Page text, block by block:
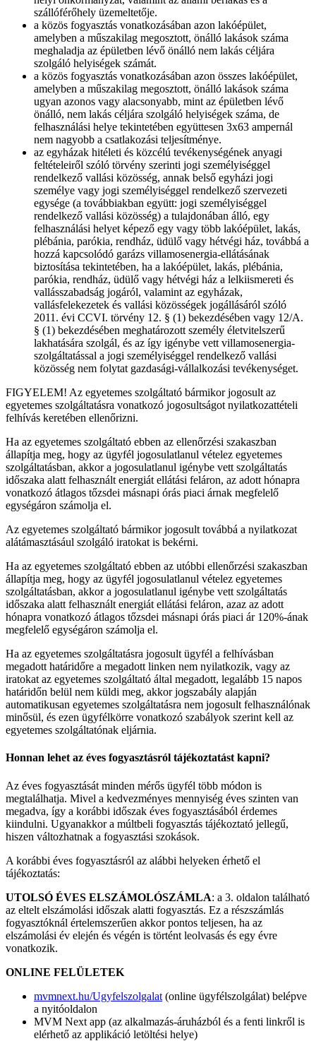
szállóférőhely üzemeltetője.
a közös fogyasztás vonatkozásában azon lakóépület,
amelyben a műszakilag megosztott, önálló lakások száma
meghaladja az épületben lévő önálló nem lakás céljára
szolgáló helyiségek számát.
a közös fogyasztás vonatkozásában azon összes lakóépület,
amelyben a műszakilag megosztott, önálló lakások száma
ugyan azonos vagy alacsonyabb, mint az épületben lévő
önálló, nem lakás céljára szolgáló helyiségek száma, de
felhasználási helye tekintetében együttesen 3x63 ampernál
nem nagyobb a csatlakozási teljesítménye.
az egyházak hitéleti és közcélú tevékenységének anyagi
feltételeiről szóló törvény szerinti jogi személyiséggel
rendelkező vallási közösség, annak belső egyházi jogi
személye vagy jogi személyiséggel rendelkező szervezeti
egysége (a továbbiakban együtt: jogi személyiséggel
rendelkező vallási közösség) a tulajdonában álló, egy
felhasználási helyet képező egy vagy több lakóépület, lakás,
plébánia, parókia, rendház, üdülő vagy hétvégi ház, továbbá a
hozzá kapcsolódó garázs villamosenergia-ellátásának
biztosítása tekintetében, ha a lakóépület, lakás, plébánia,
parókia, rendház, üdülő vagy hétvégi ház a lelkiismereti és
vallásszabadság jogáról, valamint az egyházak,
vallásfelekezetek és vallási közösségek jogállásáról szóló
2011. évi CCVI. törvény 12. § (1) bekezdésében vagy 12/A.
§ (1) bekezdésében meghatározott személy életvitelszerű
lakhatására szolgál, és az így igénybe vett villamosenergia-
szolgáltatással a jogi személyiséggel rendelkező vallási
közösség nem folytat gazdasági-vállalkozási tevékenységet.
FIGYELEM! Az egyetemes szolgáltató bármikor jogosult az
egyetemes szolgáltatásra vonatkozó jogosultságot nyilatkozattételi
felhívás keretében ellenőrizni.
Ha az egyetemes szolgáltató ebben az ellenőrzési szakaszban
állapítja meg, hogy az ügyfél jogosulatlanul vételez egyetemes
szolgáltatásban, akkor a jogosulatlanul igénybe vett szolgáltatás
időszaka alatt felhasznált energiát ellátási feláron, az adott hónapra
vonatkozó átlagos tőzsdei másnapi órás piaci árnak megfelelő
egységáron számolja el.
Az egyetemes szolgáltató bármikor jogosult továbbá a nyilatkozat
alátámasztásául szolgáló iratokat is bekérni.
Ha az egyetemes szolgáltató ebben az utóbbi ellenőrzési szakaszban
állapítja meg, hogy az ügyfél jogosulatlanul vételez egyetemes
szolgáltatásban, akkor a jogosulatlanul igénybe vett szolgáltatás
időszaka alatt felhasznált energiát ellátási feláron, azaz az adott
hónapra vonatkozó átlagos tőzsdei másnapi órás piaci ár 120%-ának
megfelelő egységáron számolja el.
Ha az egyetemes szolgáltatásra jogosult ügyfél a felhívásban
megadott határidőre a megadott linken nem nyilatkozik, vagy az
iratokat az egyetemes szolgáltató által megadott, legalább 15 napos
határidőn belül nem küldi meg, akkor jogszabály alapján
automatikusan egyetemes szolgáltatásra nem jogosult felhasználónak
minősül, és ezen ügyfélkörre vonatkozó szabályok szerint kell az
egyetemes szolgáltatónak eljárnia.
Honnan lehet az éves fogyasztásról tájékoztatást kapni?
Az éves fogyasztását minden mérős ügyfél több módon is
megtalálhatja. Mivel a kedvezményes mennyiség éves szinten van
megadva, így a korábbi időszak éves fogyasztásából érdemes
kiindulni. Ugyanakkor a múltbeli fogyasztás tájékoztató jellegű,
hiszen változhatnak a fogyasztási szokások.
A korábbi éves fogyasztásról az alábbi helyeken érhető el
tájékoztatás:
UTOLSÓ ÉVES ELSZÁMOLÓSZÁMLA: a 3. oldalon található
az eltelt elszámolási időszak alatti fogyasztás. Ez a részszámlás
fogyasztóknál értelemszerűen akkor pontos teljesen, ha az
elszámolási év elején és végén is történt leolvasás és egy évre
vonatkozik.
ONLINE FELÜLETEK
mvmnext.hu/Ugyfelszolgalat (online ügyfélszolgálat) belépve
a nyitóoldalon
MVM Next app (az alkalmazás-áruházból és a fenti linkről is
elérhető az applikáció letöltési helye)